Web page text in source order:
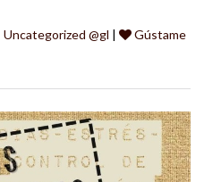
Uncategorized @gl |
Gústame